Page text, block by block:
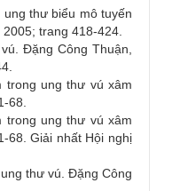
thư biểu mô tuyến
trang 418-424.
Đặng Công Thuận,
trong ung thư vú xâm
68.
trong ung thư vú xâm
68. Giải nhất Hội nghị
thư vú. Đặng Công